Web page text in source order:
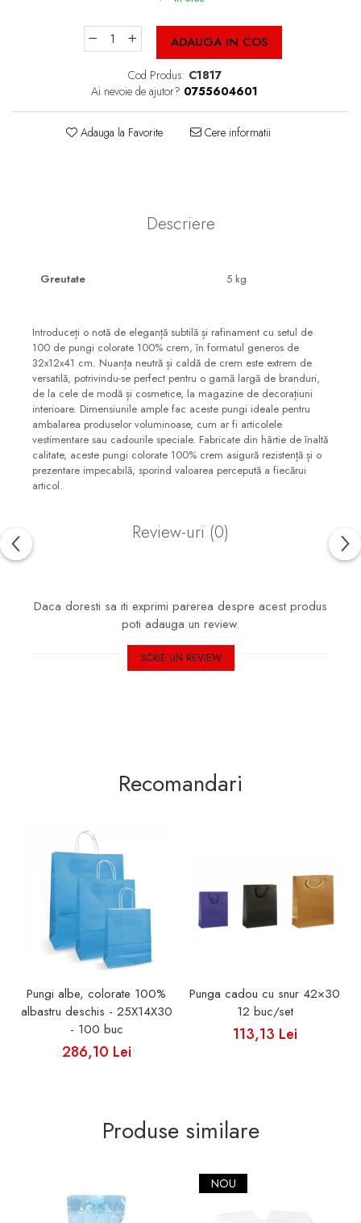
Cutii Fast Food Generic
Cutii Pizza
Triunghiuri si accesorii pizza
ADAUGA IN COS
Cod Produs: C1817
Ai nevoie de ajutor? 0755604601
Adauga la Favorite Cere informatii
Descriere
Greutate 5 kg
Introduceți o notă de eleganță subtilă și rafinament cu setul de
100 de pungi colorate 100% crem, în formatul generos de
32x12x41 cm. Nuanța neutră și caldă de crem este extrem de
versatilă, potrivindu-se perfect pentru o gamă largă de branduri,
de la cele de modă și cosmetice, la magazine de decorațiuni
interioare. Dimensiunile ample fac aceste pungi ideale pentru
ambalarea produselor voluminoase, cum ar fi articolele
vestimentare sau cadourile speciale. Fabricate din hârtie de înaltă
calitate, aceste pungi colorate 100% crem asigură rezistență și o
prezentare impecabilă, sporind valoarea percepută a fiecărui
articol.
Review-uri (0)
Daca doresti sa iti exprimi parerea despre acest produs
poti adauga un review.
SCRIE UN REVIEW
Recomandari
Pungi albe, colorate 100%
albastru deschis - 25X14X30
- 100 buc
286,10 Lei
Punga cadou cu snur 42×30
12 buc/set
113,13 Lei
Produse similare
NOU